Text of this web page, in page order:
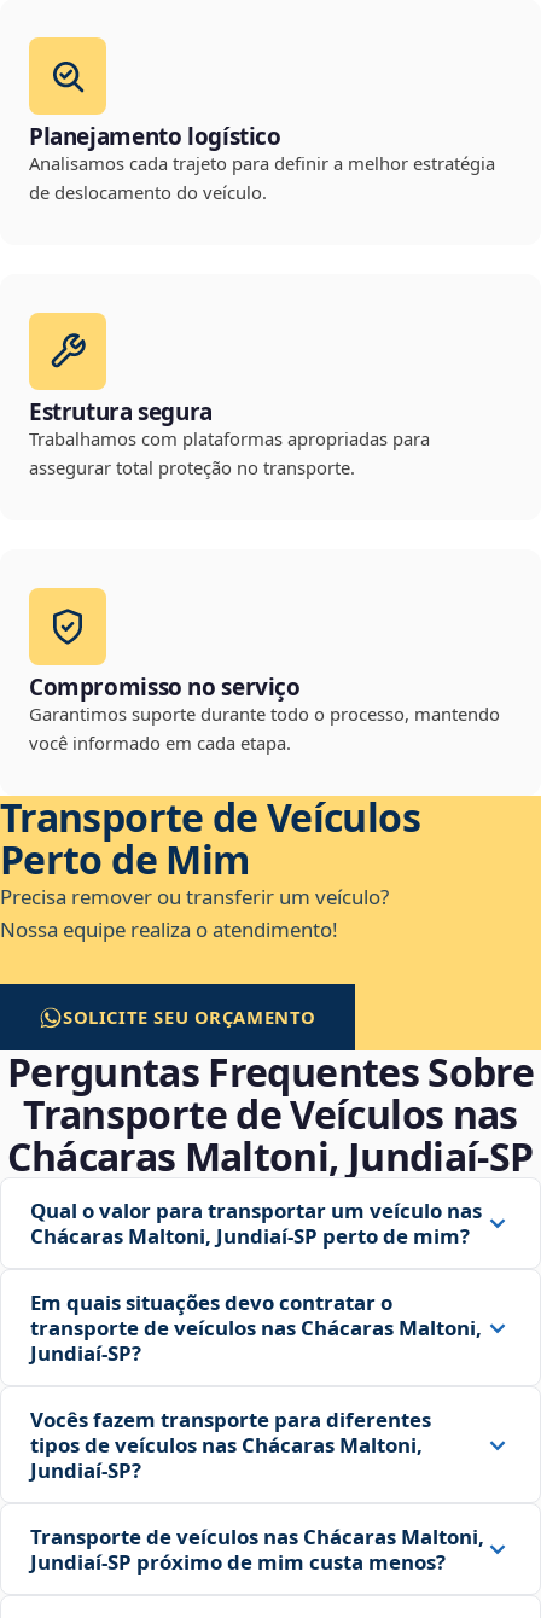
Planejamento logístico
Analisamos cada trajeto para definir a melhor estratégia
de deslocamento do veículo.
Estrutura segura
Trabalhamos com plataformas apropriadas para
assegurar total proteção no transporte.
Compromisso no serviço
Garantimos suporte durante todo o processo, mantendo
você informado em cada etapa.
Transporte de Veículos
Perto de Mim
Precisa remover ou transferir um veículo?
Nossa equipe realiza o atendimento!
SOLICITE SEU ORÇAMENTO
Perguntas Frequentes Sobre
Transporte de Veículos nas
Chácaras Maltoni, Jundiaí‑SP
Qual o valor para transportar um veículo nas
Chácaras Maltoni, Jundiaí‑SP perto de mim?
Em quais situações devo contratar o
transporte de veículos nas Chácaras Maltoni,
Jundiaí‑SP?
Vocês fazem transporte para diferentes
tipos de veículos nas Chácaras Maltoni,
Jundiaí‑SP?
Transporte de veículos nas Chácaras Maltoni,
Jundiaí‑SP próximo de mim custa menos?